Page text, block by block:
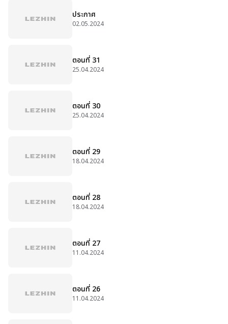
ประกาศ
02.05.2024
ตอนที่ 31
25.04.2024
ตอนที่ 30
25.04.2024
ตอนที่ 29
18.04.2024
ตอนที่ 28
18.04.2024
ตอนที่ 27
11.04.2024
ตอนที่ 26
11.04.2024